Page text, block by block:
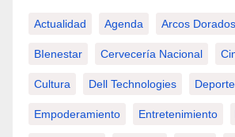
Actualidad Agenda Arcos Dorados
BIenestar Cervecería Nacional
Cultura Dell Technologies
Empoderamiento Entretenimiento